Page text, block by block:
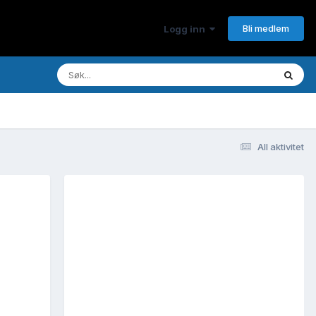
Logg inn Bli medlem
All aktivitet